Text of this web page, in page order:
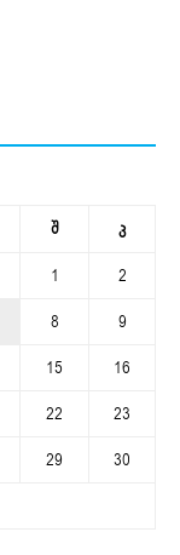
შ კ
1
2
8
9
15
16
22
23
29
30